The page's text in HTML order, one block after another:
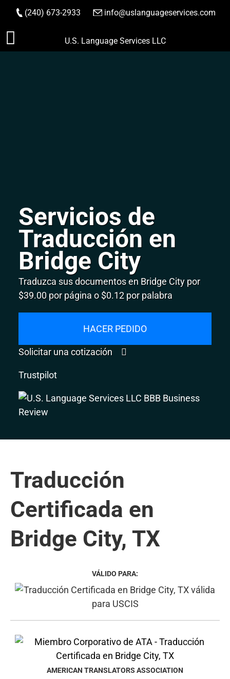
Saltar
(240) 673-2933 info@uslanguageservices.com
HACER PEDIDO
U.S. Language Services LLC
Servicios de
Traducción en
Bridge City
Traduzca sus documentos en Bridge City por
$39.00 por página o $0.12 por palabra
HACER PEDIDO
Solicitar una cotización
Trustpilot
Traducción
Certificada en
Bridge City, TX
VÁLIDO PARA:
AMERICAN TRANSLATORS ASSOCIATION